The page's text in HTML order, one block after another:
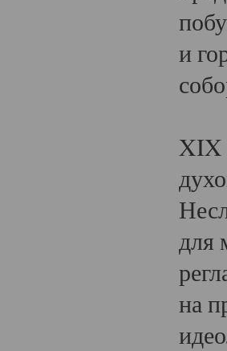
и
XIX
для
на